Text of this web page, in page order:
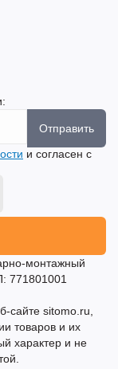
Отправить
и согласен с
монтажный
771801001
сайте sitomo.ru,
товаров и их
характер и не